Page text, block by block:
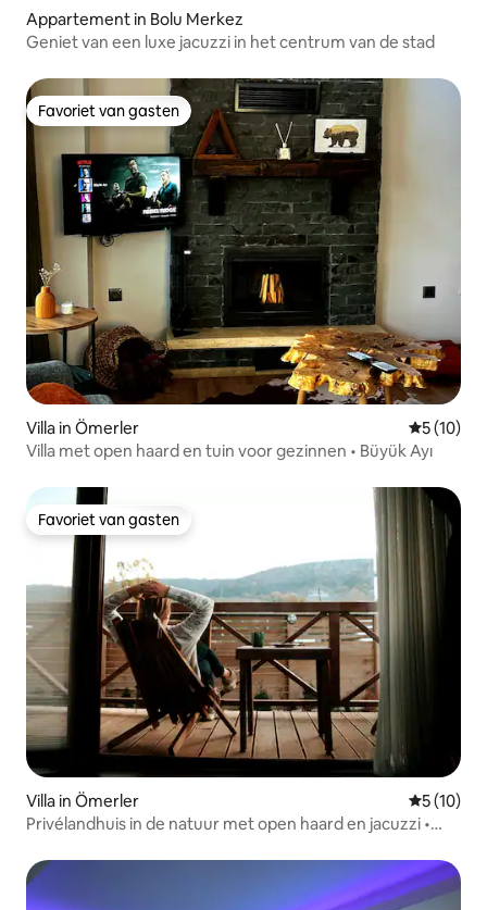
Appartement in Bolu Merkez
Geniet van een luxe jacuzzi in het centrum van de stad
Favoriet van gasten
Favoriet van gasten
Villa in Ömerler
5 (10)
Villa met open haard en tuin voor gezinnen • Büyük Ayı
Favoriet van gasten
Favoriet van gasten
Villa in Ömerler
5 (10)
Privélandhuis in de natuur met open haard en jacuzzi •